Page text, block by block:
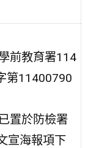
前教育署114
第11400790
置於防檢署
宣海報項下